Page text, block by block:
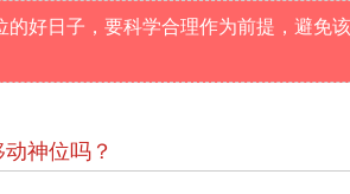
的好日子，要科学合理作为前提，避免
神位吗？